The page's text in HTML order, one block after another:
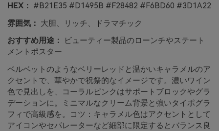
HEX： #B21E35 #D1495B #F28482 #F6BD60 #3D1A22
雰囲気： 大胆、リッチ、ドラマチック
おすすめ用途：
ビューティー製品のローンチやステート
メントポスター
ベルベットのようなベリーレッドと温かいキャラメルのア
クセントで、華やかで祝祭的なイメージです。濃いワイン
色で見出しを、コーラルピンクはサポートブロックやグラ
デーションに。ミニマルなクリーム背景と強いタイポグラ
フィで高級感を。コツ：キャラメル色はアクセントとして
アイコンやセパレーターなど細部に限定するとバランス良